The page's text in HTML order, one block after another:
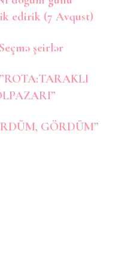
edirik (7 Avqust)
şeirlər
GÖRDÜM”